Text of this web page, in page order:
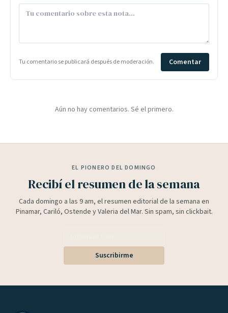
Tu comentario se publicará después de moderación. Comentar
Aún no hay comentarios. Sé el primero.
EL PIONERO DEL DOMINGO
Recibí el resumen de la semana
Cada domingo a las 9 am, el resumen editorial de la semana en
Pinamar, Cariló, Ostende y Valeria del Mar. Sin spam, sin clickbait.
Suscribirme